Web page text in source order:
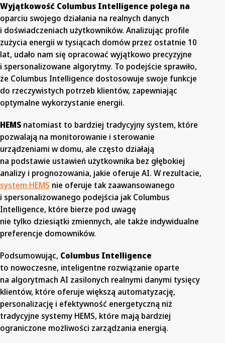
Wyjątkowość Columbus Intelligence polega na
oparciu swojego działania na realnych danych
i doświadczeniach użytkowników. Analizując profile
zużycia energii w tysiącach domów przez ostatnie 10
lat, udało nam się opracować wyjątkowo precyzyjne
i spersonalizowane algorytmy. To podejście sprawiło,
że Columbus Intelligence dostosowuje swoje funkcje
do rzeczywistych potrzeb klientów, zapewniając
optymalne wykorzystanie energii.
HEMS natomiast to bardziej tradycyjny system, które
pozwalają na monitorowanie i sterowanie
urządzeniami w domu, ale często działają
na podstawie ustawień użytkownika bez głębokiej
analizy i prognozowania, jakie oferuje AI. W rezultacie,
system HEMS nie oferuje tak zaawansowanego
i spersonalizowanego podejścia jak Columbus
Intelligence, które bierze pod uwagę
nie tylko dziesiątki zmiennych, ale także indywidualne
preferencje domowników.
Podsumowując, Columbus Intelligence
to nowoczesne, inteligentne rozwiązanie oparte
na algorytmach AI zasilonych realnymi danymi tysięcy
klientów, które oferuje większą automatyzację,
personalizację i efektywność energetyczną niż
tradycyjne systemy HEMS, które mają bardziej
ograniczone możliwości zarządzania energią.